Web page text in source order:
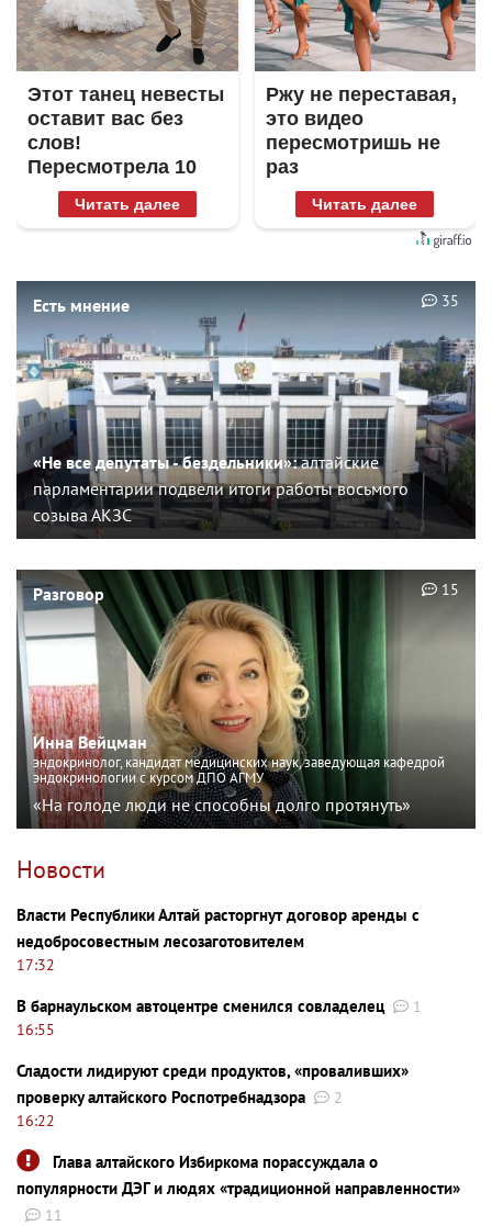
Этот танец невесты
оставит вас без
слов!
Пересмотрела 10
раз
Читать далее
Ржу не переставая,
это видео
пересмотришь не
раз
Читать далее
Есть мнение
«Не все депутаты - бездельники»:алтайские
парламентарии подвели итоги работы восьмого
созыва АКЗС
35
Разговор
Инна Вейцман
эндокринолог, кандидат медицинских наук, заведующая кафедрой
эндокринологии с курсом ДПО АГМУ
«На голоде люди не способны долго протянуть»
15
Новости
Власти Республики Алтай расторгнут договор аренды с
недобросовестным лесозаготовителем
17:32
В барнаульском автоцентре сменился совладелец
1
16:55
Сладости лидируют среди продуктов, «проваливших»
проверку алтайского Роспотребнадзора
2
16:22
Глава алтайского Избиркома порассуждала о
популярности ДЭГ и людях «традиционной направленности»
11